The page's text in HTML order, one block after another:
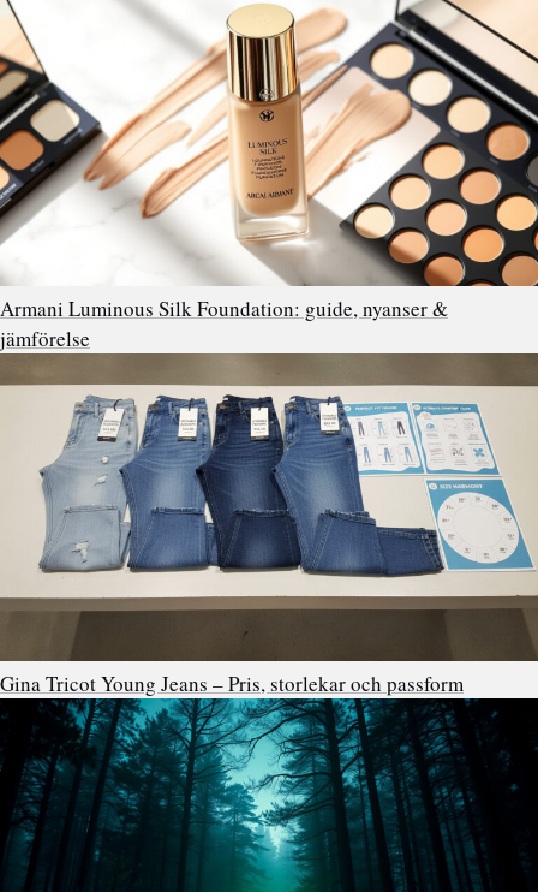
Armani Luminous Silk Foundation: guide, nyanser &
jämförelse
Gina Tricot Young Jeans – Pris, storlekar och passform